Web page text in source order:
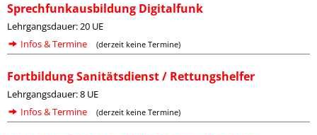
Sprechfunkausbildung Digitalfunk
Lehrgangsdauer: 20 UE
Infos & Termine
(derzeit keine Termine)
Fortbildung Sanitätsdienst / Rettungshelfer
Lehrgangsdauer: 8 UE
Infos & Termine
(derzeit keine Termine)